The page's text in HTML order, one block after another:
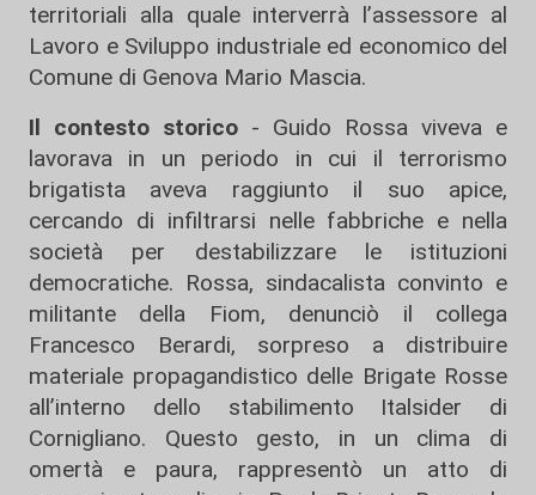
territoriali alla quale interverrà l’assessore al
Lavoro e Sviluppo industriale ed economico del
Comune di Genova Mario Mascia.
Il contesto storico - Guido Rossa viveva e
lavorava in un periodo in cui il terrorismo
brigatista aveva raggiunto il suo apice,
cercando di infiltrarsi nelle fabbriche e nella
società per destabilizzare le istituzioni
democratiche. Rossa, sindacalista convinto e
militante della Fiom, denunciò il collega
Francesco Berardi, sorpreso a distribuire
materiale propagandistico delle Brigate Rosse
all’interno dello stabilimento Italsider di
Cornigliano. Questo gesto, in un clima di
omertà e paura, rappresentò un atto di